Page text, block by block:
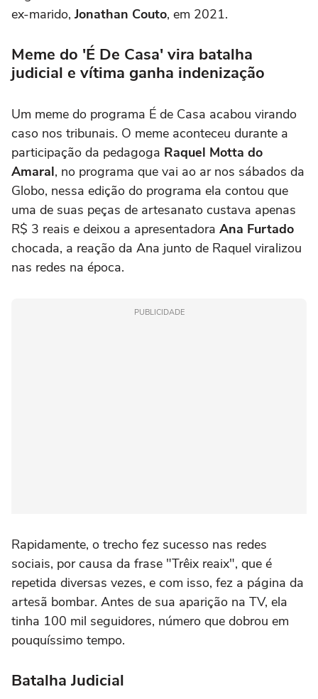
ex-marido, Jonathan Couto, em 2021.
Meme do 'É De Casa' vira batalha
judicial e vítima ganha indenização
Um meme do programa É de Casa acabou virando
caso nos tribunais. O meme aconteceu durante a
participação da pedagoga Raquel Motta do
Amaral, no programa que vai ao ar nos sábados da
Globo, nessa edição do programa ela contou que
uma de suas peças de artesanato custava apenas
R$ 3 reais e deixou a apresentadora Ana Furtado
chocada, a reação da Ana junto de Raquel viralizou
nas redes na época.
PUBLICIDADE
Rapidamente, o trecho fez sucesso nas redes
sociais, por causa da frase "Trêix reaix", que é
repetida diversas vezes, e com isso, fez a página da
artesã bombar. Antes de sua aparição na TV, ela
tinha 100 mil seguidores, número que dobrou em
pouquíssimo tempo.
Batalha Judicial